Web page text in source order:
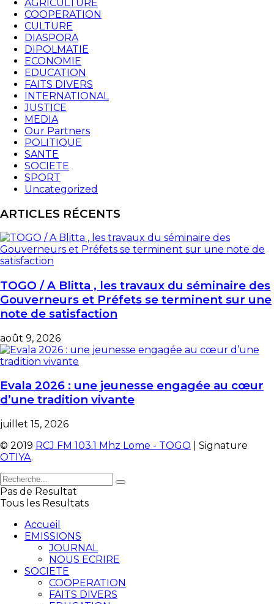
AGRICULTURE
COOPERATION
CULTURE
DIASPORA
DIPOLMATIE
ECONOMIE
EDUCATION
FAITS DIVERS
INTERNATIONAL
JUSTICE
MEDIA
Our Partners
POLITIQUE
SANTE
SOCIETE
SPORT
Uncategorized
ARTICLES RÉCENTS
TOGO / A Blitta , les travaux du séminaire des
Gouverneurs et Préfets se terminent sur une
note de satisfaction
août 9, 2026
Evala 2026 : une jeunesse engagée au cœur
d’une tradition vivante
juillet 15, 2026
© 2019 RCJ FM 103.1 Mhz Lome - TOGO | Signature
OTIYA.
Pas de Resultat
Tous les Resultats
Accueil
EMISSIONS
JOURNAL
NOUS ECRIRE
SOCIETE
COOPERATION
FAITS DIVERS